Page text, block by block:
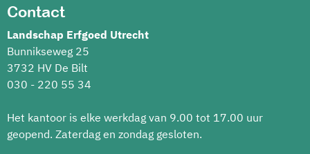
Contact
Landschap Erfgoed Utrecht
Bunnikseweg 25
3732 HV De Bilt
030 - 220 55 34
Het kantoor is elke werkdag van 9.00 tot 17.00 uur
geopend. Zaterdag en zondag gesloten.